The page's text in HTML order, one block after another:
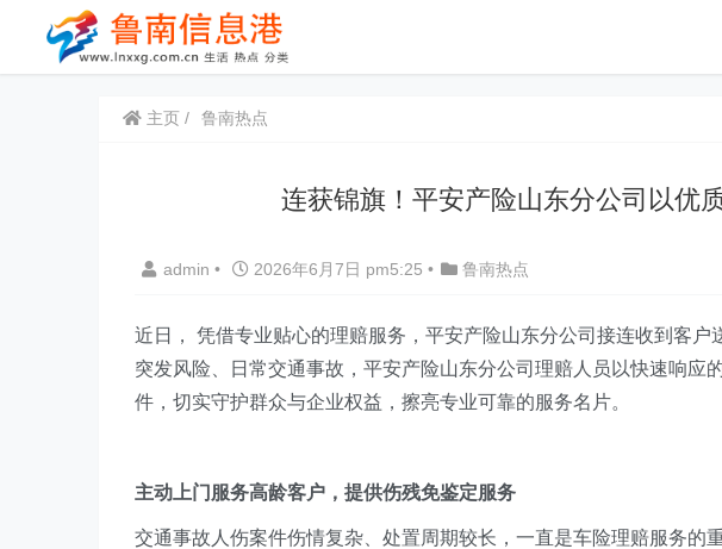
主页 鲁南热点
连获锦旗！平安产险山东分公司以优
admin • 2026年6月7日 pm5:25 • 鲁南热点
近日， 凭借专业贴心的理赔服务，平安产险山东分公司接连收到客
突发风险、日常交通事故 ， 平安产险山东分公司理赔人员以快速响应
件，切实守护群众与企业权益 ， 擦亮专业可靠的服务名片。
主动上门 服务高龄客户 ， 提供伤残免鉴定服务
交通事故人伤案件伤情复杂、处置周期较长 ，一直是车险理赔服务的